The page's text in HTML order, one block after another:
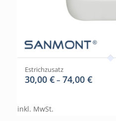
Estrichzusatz
30,00 €– 74,00 €
inkl. MwSt.